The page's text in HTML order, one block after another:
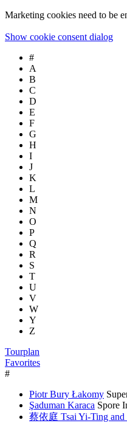
Marketing cookies need to be
Show cookie consent dialog
#
A
B
C
D
E
F
G
H
I
J
K
L
M
N
O
P
Q
R
S
T
U
V
W
Y
Z
Tourplan
Favorites
#
Piotr Bury Łakomy
Şaduman Karaca Spore
蔡依庭 Tsai Yi-Ting